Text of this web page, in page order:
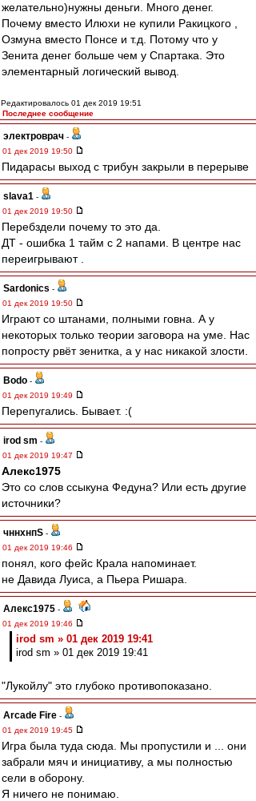
желательно)нужны деньги. Много денег.
Почему вместо Илюхи не купили Ракицкого ,
Озмуна вместо Понсе и т.д. Потому что у
Зенита денег больше чем у Спартака. Это
элементарный логический вывод.
Редактировалось 01 дек 2019 19:51
Последнее сообщение
электроврач -
01 дек 2019 19:50
Пидарасы выход с трибун закрыли в перерыве
slava1 -
01 дек 2019 19:50
Перебздели почему то это да.
ДТ - ошибка 1 тайм с 2 напами. В центре нас
переигрывают .
Sardonics -
01 дек 2019 19:50
Играют со штанами, полными говна. А у
некоторых только теории заговора на уме. Нас
попросту рвёт зенитка, а у нас никакой злости.
Bodo -
01 дек 2019 19:49
Перепугались. Бывает. :(
irod sm -
01 дек 2019 19:47
Алекс1975
Это со слов ссыкуна Федуна? Или есть другие
источники?
чннхнпS -
01 дек 2019 19:46
понял, кого фейс Крала напоминает.
не Давида Луиса, а Пьера Ришара.
Алекс1975 -
01 дек 2019 19:46
irod sm » 01 дек 2019 19:41
irod sm » 01 дек 2019 19:41
"Лукойлу" это глубоко противопоказано.
Arcade Fire -
01 дек 2019 19:45
Игра была туда сюда. Мы пропустили и ... они
забрали мяч и инициативу, а мы полностью
сели в оборону.
Я ничего не понимаю.